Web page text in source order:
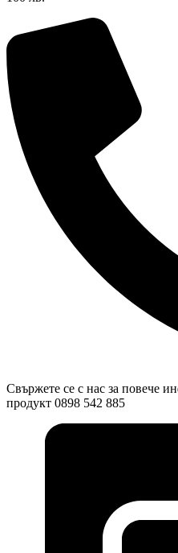
Свържете се с нас за повече
продукт 0898 542 885